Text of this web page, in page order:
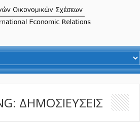
ΔΗΜΟΣΙΕΥΣΕΙΣ